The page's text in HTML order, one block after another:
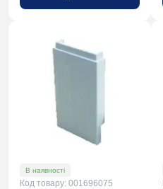
В наявності
Код товару: 001696075